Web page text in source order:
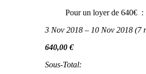
Pour un loyer de 640€ :
3 Nov 2018 – 10 Nov 2018 (7
640,00 €
Sous-Total: